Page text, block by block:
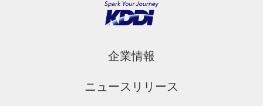
企業情報
ニュースリリース